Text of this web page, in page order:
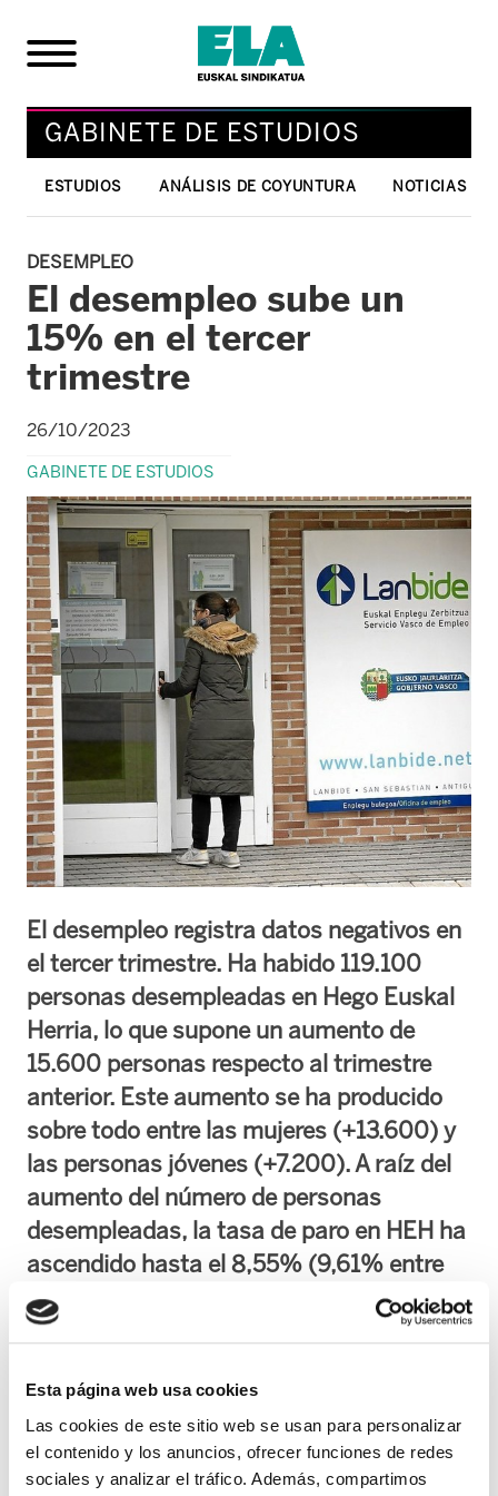
Esta página web usa cookies
Las cookies de este sitio web se usan para personalizar
el contenido y los anuncios, ofrecer funciones de redes
sociales y analizar el tráfico. Además, compartimos
GABINETE DE ESTUDIOS
ESTUDIOS ANÁLISIS DE COYUNTURA NOTICIAS
DESEMPLEO
El desempleo sube un
15% en el tercer
trimestre
26/10/2023
GABINETE DE ESTUDIOS
El desempleo registra datos negativos en
el tercer trimestre. Ha habido 119.100
personas desempleadas en Hego Euskal
Herria, lo que supone un aumento de
15.600 personas respecto al trimestre
anterior. Este aumento se ha producido
sobre todo entre las mujeres (+13.600) y
las personas jóvenes (+7.200). A raíz del
aumento del número de personas
desempleadas, la tasa de paro en HEH ha
ascendido hasta el 8,55% (9,61% entre
las mujeres y 7,57% los hombres). Cabe
señalar la situación precaria de las
desempleo juvenil vuelve a subir y alcanza
el 31% en HEH (31,7% en la CAPV y el
29% en Navarra).